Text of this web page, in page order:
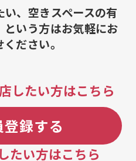
ークダブ
ムージー、
アルコール、
ストラップ付
ン・ポテトセ
ピザコーン
、空きスペースの有
いう方はお気軽にお
ださい。
したい方はこちら
録する
たい方はこちら